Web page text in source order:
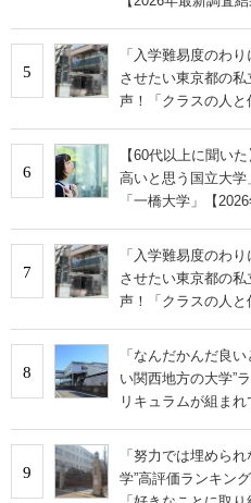
5
「入学難易度のわ
させたい東京都の
声！「クラスの人と
6
【60代以上に聞い
高いと思う国立大
「一橋大学」【
7
「入学難易度のわ
させたい東京都の
声！「クラスの人と
8
「なんだかんだ良
い関西地方の大学”
リキュラムが組ま
9
「努力では埋めら
学”高評価ランキン